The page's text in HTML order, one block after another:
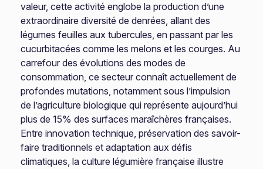
valeur, cette activité englobe la production d’une
extraordinaire diversité de denrées, allant des
légumes feuilles aux tubercules, en passant par les
cucurbitacées comme les melons et les courges. Au
carrefour des évolutions des modes de
consommation, ce secteur connaît actuellement de
profondes mutations, notamment sous l’impulsion
de l’agriculture biologique qui représente aujourd’hui
plus de 15% des surfaces maraîchères françaises.
Entre innovation technique, préservation des savoir-
faire traditionnels et adaptation aux défis
climatiques, la culture légumière française illustre